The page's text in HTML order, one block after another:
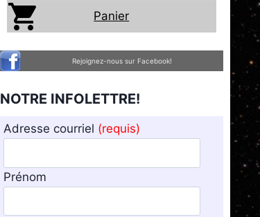
Panier
Rejoignez-nous sur Facebook!
NOTRE INFOLETTRE!
Adresse courriel (requis)
Prénom